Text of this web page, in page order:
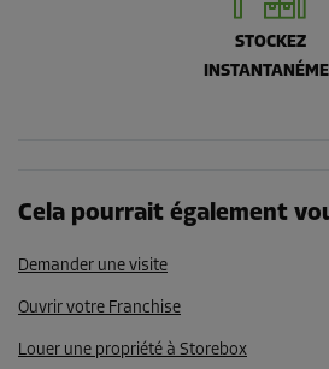
STOCKEZ
Cela pourrait également
Demander une visite
Ouvrir votre Franchise
Louer une propriété à Storebox